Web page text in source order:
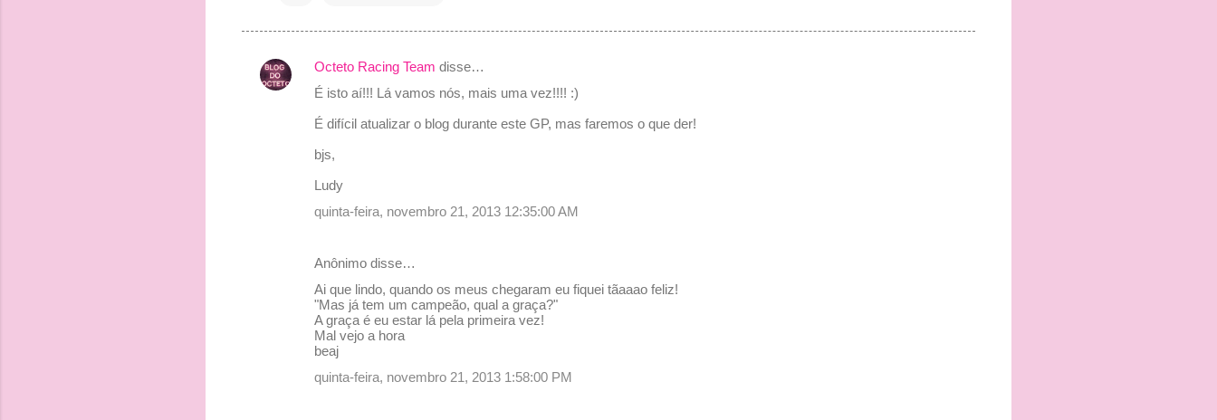
C
Octeto Racing Team disse…
É isto aí!!! Lá vamos nós, mais uma vez!!!! :)
É difícil atualizar o blog durante este GP, mas faremos o que der!
bjs,
Ludy
quinta-feira, novembro 21, 2013 12:35:00 AM
Anônimo disse…
Ai que lindo, quando os meus chegaram eu fiquei tãaaao feliz!
"Mas já tem um campeão, qual a graça?"
A graça é eu estar lá pela primeira vez!
Mal vejo a hora
beaj
quinta-feira, novembro 21, 2013 1:58:00 PM